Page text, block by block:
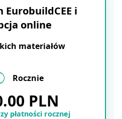
EurobuildCEE i
online
materiałów
Rocznie
PLN
płatności rocznej